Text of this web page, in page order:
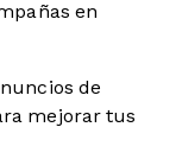
en
de
mejorar tus